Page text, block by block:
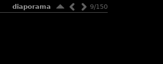
9/150
diaporama